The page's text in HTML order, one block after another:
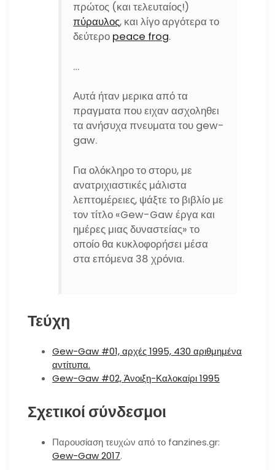
πρώτος (και τελευταίος!)
πύραυλος, και λίγο αργότερα το
δεύτερο peace frog.
…
Αυτά ήταν μερικα από τα
πραγματα που ειχαν ασχοληθει
τα ανήσυχα πνευματα του gew-
gaw.
Για ολόκληρο το στορυ, με
ανατριχιαστικές μάλιστα
λεπτομέρειες, ψάξτε το βιβλίο με
τον τίτλο «Gew-Gaw έργα και
ημέρες μιας δυναστείας» το
οποίο θα κυκλοφορήσει μέσα
στα επόμενα 38 χρόνια.
Τεύχη
Gew-Gaw #01, αρχές 1995, 430 αριθμημένα
αντίτυπα.
Gew-Gaw #02, Άνοιξη-Καλοκαίρι 1995
Σχετικοί σύνδεσμοι
Παρουσίαση τευχών από το fanzines.gr:
Gew-Gaw 2017.